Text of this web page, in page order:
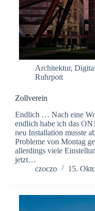
Architektur,
Ruhrpott
Zollverein
Endlich … Nach eine
endlich habe ich das
neu Installation musste
Probleme von Montag
allerdings viele
jetzt…
czoczo
15.